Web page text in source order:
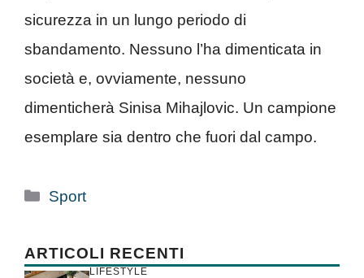
sicurezza in un lungo periodo di
sbandamento. Nessuno l’ha dimenticata in
società e, ovviamente, nessuno
dimenticherà Sinisa Mihajlovic. Un campione
esemplare sia dentro che fuori dal campo.
Categorie
Sport
ARTICOLI RECENTI
LIFESTYLE